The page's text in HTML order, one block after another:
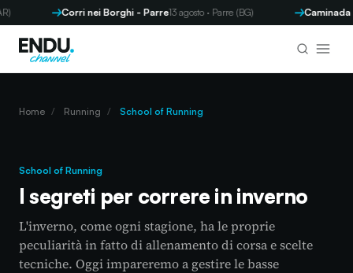
Corri nei Borghi - Parre13 agosto · Parre (BG) Caminada di
Home / Running / School of Running
School of Running
I segreti per correre in inverno
L'inverno, come ogni stagione, ha le proprie
peculiarità in fatto di allenamento di corsa e scelte
tecniche. Oggi impareremo a gestire le basse